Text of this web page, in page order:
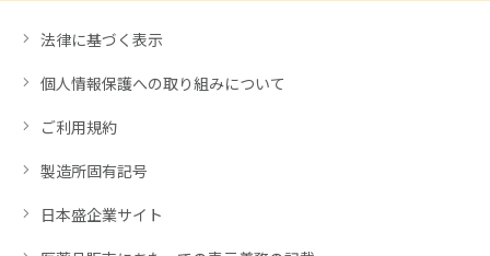
法律に基づく表示
個人情報保護への取り組みについて
ご利用規約
製造所固有記号
日本盛企業サイト